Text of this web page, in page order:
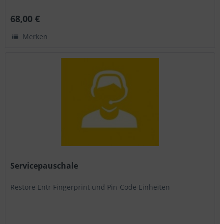
68,00 €
Merken
Servicepauschale
Restore Entr Fingerprint und Pin-Code Einheiten